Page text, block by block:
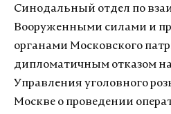
Синодальный отдел по
Вооруженными силами и
органами Московского
дипломатичным отказом
Управления уголовного
Москве о проведении